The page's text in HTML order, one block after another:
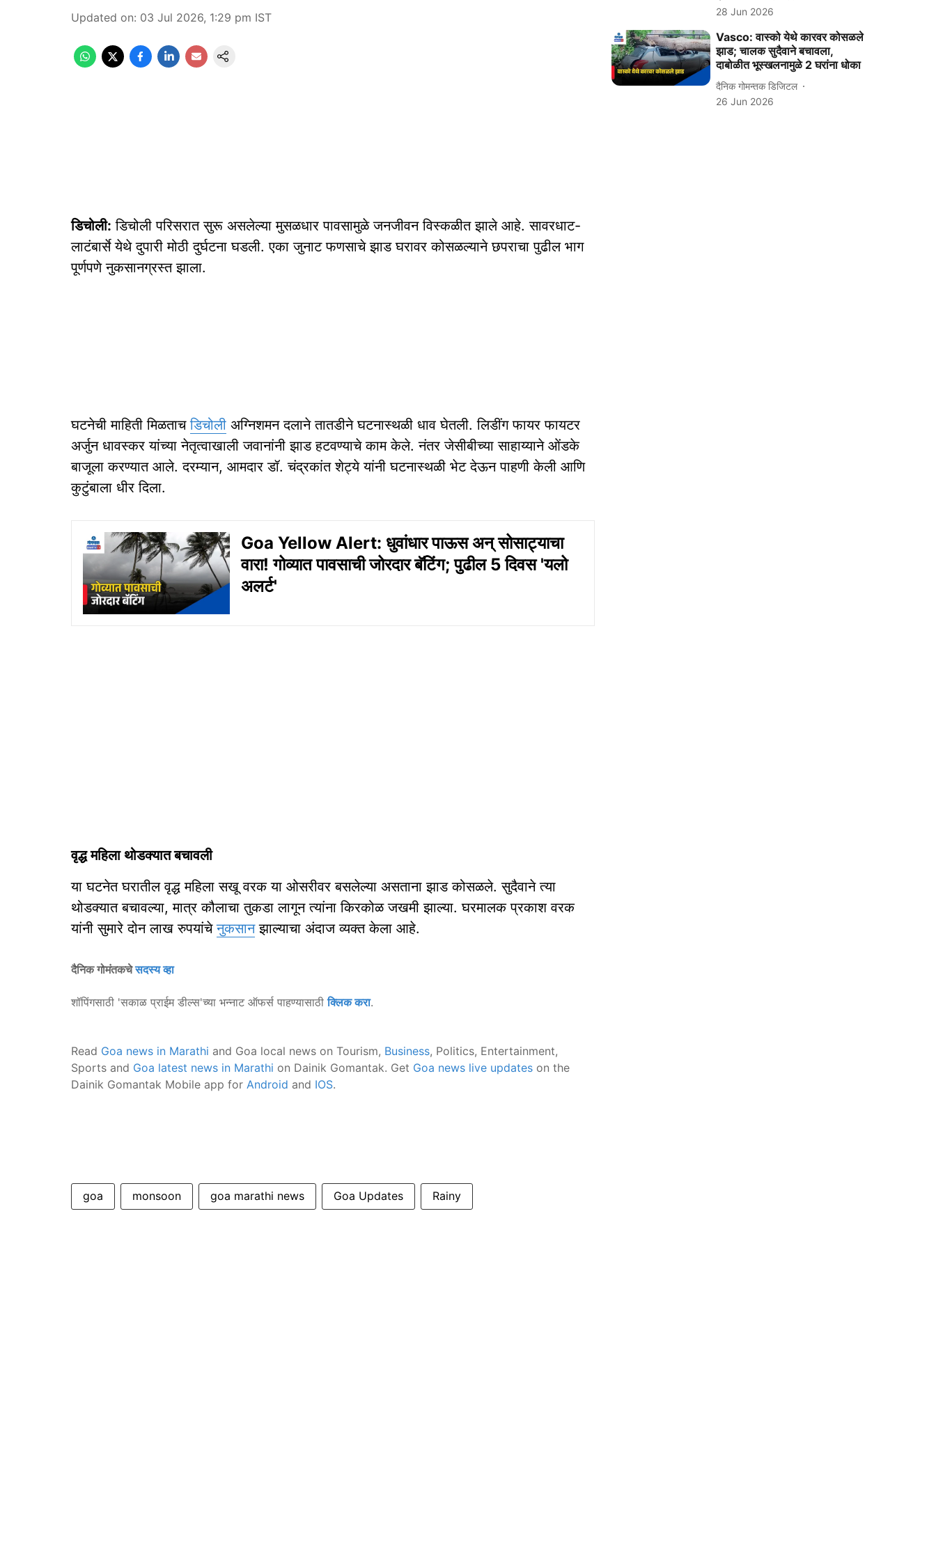
Updated on: 03 Jul 2026, 1:29 pm IST
डिचोली: डिचोली परिसरात सुरू असलेल्या मुसळधार पावसामुळे जनजीवन विस्कळीत झाले आहे. सावरधाट-
लाटंबार्से येथे दुपारी मोठी दुर्घटना घडली. एका जुनाट फणसाचे झाड घरावर कोसळल्याने छपराचा पुढील भाग
पूर्णपणे नुकसानग्रस्त झाला.
घटनेची माहिती मिळताचडिचोली अग्निशमन दलाने तातडीने घटनास्थळी धाव घेतली. लिडींग फायर फायटर
अर्जुन धावस्कर यांच्या नेतृत्वाखाली जवानांनी झाड हटवण्याचे काम केले. नंतर जेसीबीच्या साहाय्याने ओंडके
बाजूला करण्यात आले. दरम्यान, आमदार डॉ. चंद्रकांत शेट्ये यांनी घटनास्थळी भेट देऊन पाहणी केली आणि
कुटुंबाला धीर दिला.
Goa Yellow Alert: धुवांधार पाऊस अन् सोसाट्याचा
वारा! गोव्यात पावसाची जोरदार बॅटिंग; पुढील 5 दिवस 'यलो
अलर्ट'
वृद्ध महिला थोडक्‍यात बचावली
या घटनेत घरातील वृद्ध महिला सखू वरक या ओसरीवर बसलेल्या असताना झाड कोसळले. सुदैवाने त्या
थोडक्यात बचावल्या, मात्र कौलाचा तुकडा लागून त्यांना किरकोळ जखमी झाल्‍या. घरमालक प्रकाश वरक
यांनी सुमारे दोन लाख रुपयांचेनुकसानझाल्याचा अंदाज व्यक्त केला आहे.
दैनिक गोमंतकचेसदस्य व्हा
शॉपिंगसाठी 'सकाळ प्राईम डील्स'च्या भन्नाट ऑफर्स पाहण्यासाठीक्लिक करा.
Read Goa news in Marathi and Goa local news on Tourism, Business, Politics, Entertainment,
Sports and Goa latest news in Marathi on Dainik Gomantak. Get Goa news live updates on the
Dainik Gomantak Mobile app for Android and IOS.
goa monsoon goa marathi news Goa Updates Rainy
28 Jun 2026
Vasco: वास्को येथे कारवर कोसळले
झाड; चालक सुदैवाने बचावला,
दाबोळीत भूस्खलनामुळे 2 घरांना धोका
दैनिक गोमन्तक डिजिटल
26 Jun 2026